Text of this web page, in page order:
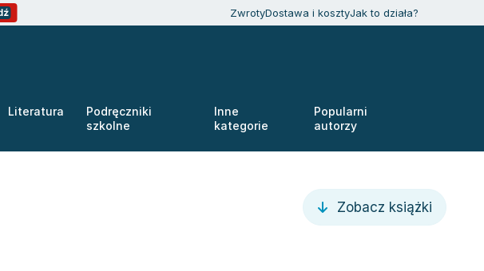
ZwrotyDostawa i kosztyJak to działa?
Literatura
Podręczniki
szkolne
Inne
kategorie
Popularni
autorzy
Zobacz książki